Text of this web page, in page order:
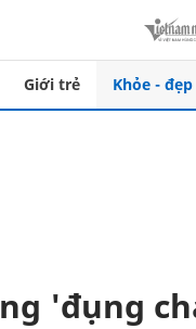
Giới trẻ Khỏe - đẹp
'đụng